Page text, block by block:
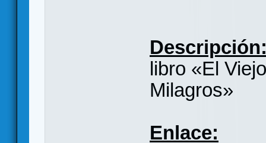
libro «El
Milagros»
Enlace: